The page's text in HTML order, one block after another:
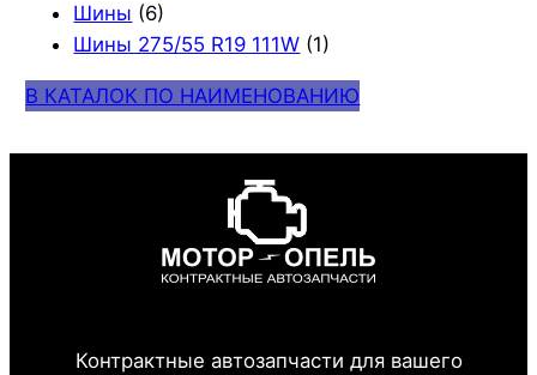
Шины (6)
Шины 275/55 R19 111W (1)
В КАТАЛОК ПО НАИМЕНОВАНИЮ
Контрактные автозапчасти для вашего